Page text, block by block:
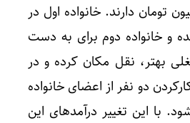
به ۳ تا ۶ میلیون تومان دارند. خانواده اول در
و خانواده دوم برای به دست
بهتر، نقل مکان کرده و در
دو نفر از اعضای خانواده
با این تغییر درآمدهای این